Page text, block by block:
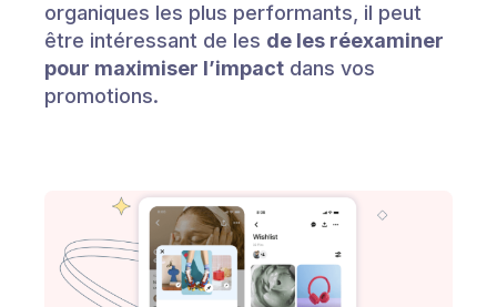
organiques les plus performants, il peut
être intéressant de les de les réexaminer
pour maximiser l’impact dans vos
promotions.